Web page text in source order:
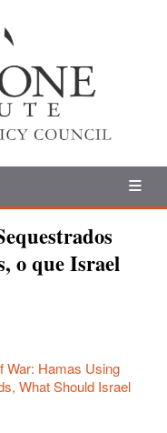
o que Israel
War: Hamas Using
What Should Israel